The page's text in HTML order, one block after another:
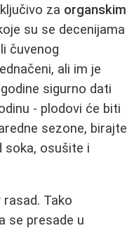
za organskim
su se decenijama
čuvenog
ali im je
sigurno dati
- plodovi će biti
sezone, birajte
soka, osušite i
Tako
se presade u